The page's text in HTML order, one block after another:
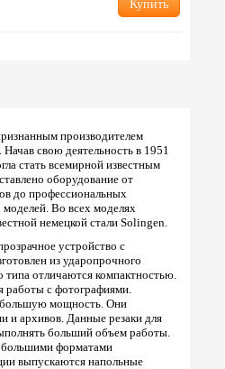
Купить
производителем
Начав свою деятельность в 1951
стать всемирной известным
оборудование от
до профессиональных
Во всех моделях
немецкой стали Solingen.
устройство с
из ударопрочного
типа отличаются компактностью.
с фотографиями.
мощность. Они
и архивов. Данные резаки для
больший объем работы.
форматами
выпускаются напольные